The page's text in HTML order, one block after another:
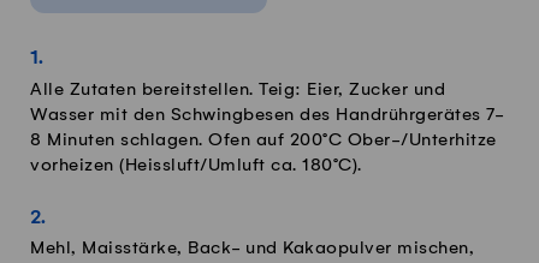
Alle Zutaten bereitstellen. Teig: Eier, Zucker und
Wasser mit den Schwingbesen des Handrührgerätes 7-
8 Minuten schlagen. Ofen auf 200°C Ober-/Unterhitze
vorheizen (Heissluft/Umluft ca. 180°C).
Mehl, Maisstärke, Back- und Kakaopulver mischen,